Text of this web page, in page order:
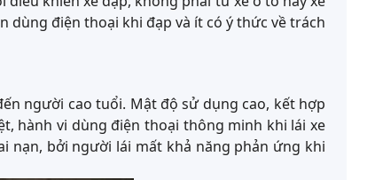
dùng điện thoại khi đạp và ít có ý thức về trách
người cao tuổi. Mật độ sử dụng cao, kết hợp
hành vi dùng điện thoại thông minh khi lái xe
nạn, bởi người lái mất khả năng phản ứng khi